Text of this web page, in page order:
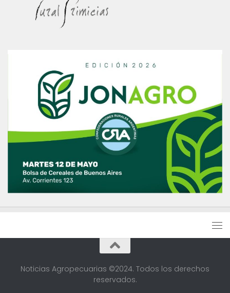
Noticias Agropecuarias ©2024. Todos los derechos
reservados.